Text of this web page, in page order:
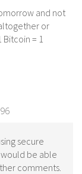
and not
or
= 1
secure
would be able
comments.